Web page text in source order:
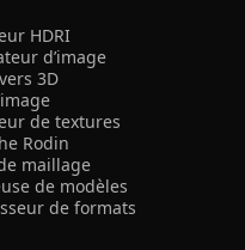
HDRI
d’image
3D
de textures
Rodin
maillage
de modèles
de formats